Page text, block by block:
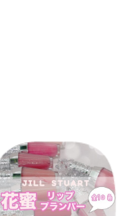
・酸化鉄・黄4・赤202